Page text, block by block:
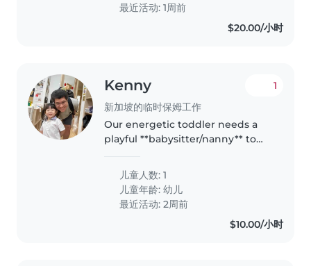
最近活动: 1周前
$20.00/小时
Kenny
新加坡的临时保姆工作
1
Our energetic toddler needs a
playful **babysitter/nanny** to
energy and loves sports. You'll be
babysitting at our place—contact
me if you'd like to..
儿童人数: 1
儿童年龄:幼儿
最近活动: 2周前
$10.00/小时